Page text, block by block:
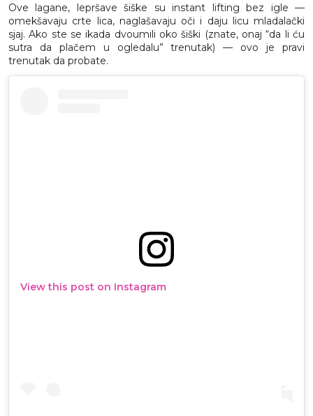
Ove lagane, lepršave šiške su instant lifting bez igle —
omekšavaju crte lica, naglašavaju oči i daju licu mladalački
sjaj. Ako ste se ikada dvoumili oko šiški (znate, onaj “da li ću
sutra da plačem u ogledalu” trenutak) — ovo je pravi
trenutak da probate.
View this post on Instagram